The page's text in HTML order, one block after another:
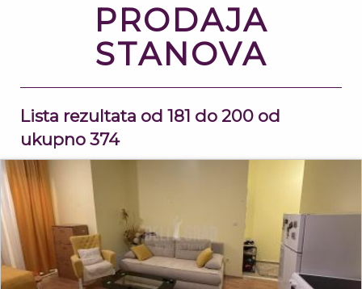
PRODAJA
STANOVA
Lista rezultata od 181 do 200 od
ukupno 374